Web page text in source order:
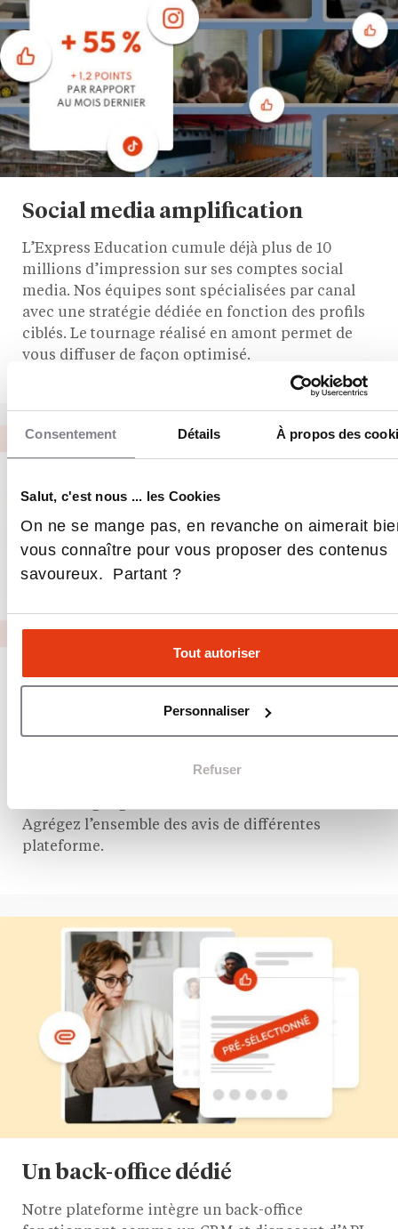
Consentement Détails À propos des
Salut, c'est nous ... les Cookies
On ne se mange pas, en revanche on aimerait
vous connaître pour vous proposer des contenus
savoureux. Partant ?
Tout autoriser
Personnaliser
Refuser
Social media amplification
L’Express Education cumule déjà plus de 10
millions d’impression sur ses comptes social
media. Nos équipes sont spécialisées par canal
avec une stratégie dédiée en fonction des profils
ciblés. Le tournage réalisé en amont permet de
vous diffuser de façon optimisé.
E-reputation management
Inspirez confiance : 9 étudiants sur 10
recherchent des témoignages. Depuis L’Express
Education, reprenez le contrôle de votre e-
Agrégez l’ensemble des avis de différentes
plateforme.
Un back-office dédié
Notre plateforme intègre un back-office